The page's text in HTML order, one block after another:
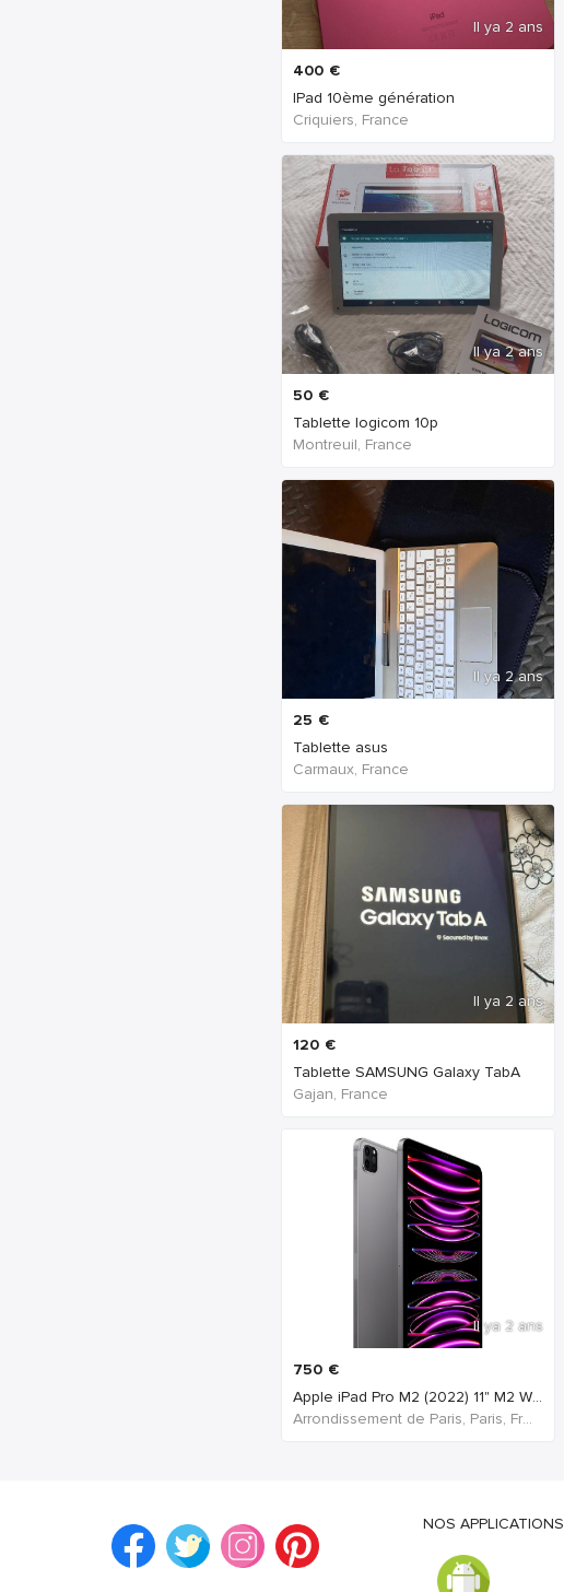
Il ya 2 ans
400 €
IPad 10ème génération
Criquiers, France
Il ya 2 ans
50 €
Tablette logicom 10p
Montreuil, France
Il ya 2 ans
25 €
Tablette asus
Carmaux, France
Il ya 2 ans
120 €
Tablette SAMSUNG Galaxy TabA
Gajan, France
Il ya 2 ans
750 €
Apple iPad Pro M2 (2022) 11" M2 Wi-Fi + 5G 128 Go
Arrondissement de Paris, Paris, France
NOS APPLICATIONS